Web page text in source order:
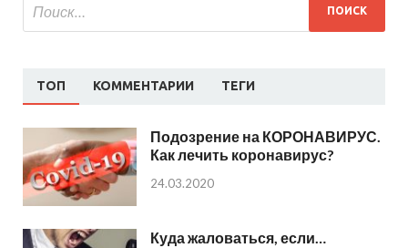
ТОП КОММЕНТАРИИ ТЕГИ
Подозрение на КОРОНАВИРУС.
Как лечить коронавирус?
24.03.2020
Куда жаловаться, если…